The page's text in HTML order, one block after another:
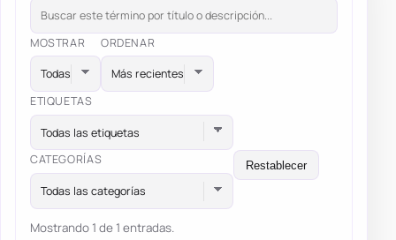
MOSTRAR ORDENAR
ETIQUETAS
Todas las etiquetas
CATEGORÍAS
Todas las categorías
Restablecer
Mostrando 1 de 1 entradas.